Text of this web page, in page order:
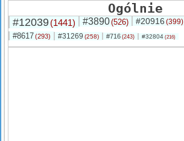
Ogólnie
#12039(1441) #3890(526) #20916 (399)
#8617(293) #31269 (258) #716 (243) #32804 (216)